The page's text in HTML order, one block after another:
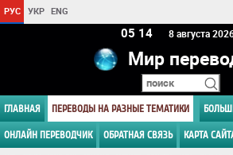
РУС УКР ENG
05:14 8 августа
Мир
ГЛАВНАЯ ПЕРЕВОДЫ НА РАЗНЫЕ ТЕМАТИКИ
ОНЛАЙН ПЕРЕВОДЧИК ОБРАТНАЯ СВЯЗЬ КАРТА